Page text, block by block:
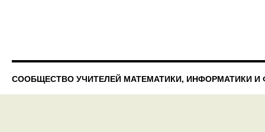
СООБЩЕСТВО УЧИТЕЛЕЙ МАТЕМАТИКИ, ИНФОРМАТИКИ И